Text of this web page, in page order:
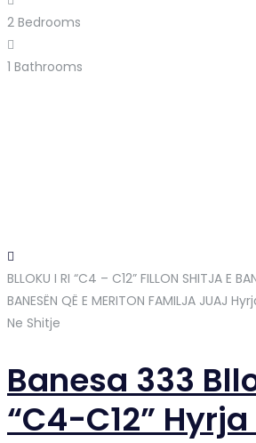
2 Bedrooms
1 Bathrooms
BLLOKU I RI “C4 – C12” FILLON SHITJA E
BANESËN QË E MERITON FAMILJA JUAJ
Ne Shitje
Banesa 333
“C4-C12”